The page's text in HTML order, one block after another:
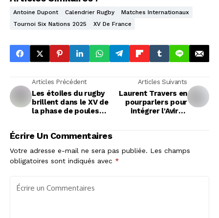
Antoine Dupont Calendrier Rugby
Matches Internationaux
Tournoi Six Nations 2025
XV De France
Articles Précédent
Les étoiles du rugby
brillent dans le XV de
la phase de poules
Articles Suivants
Laurent Travers en
pourparlers pour
intégrer l'Aviron
Écrire Un Commentaires
Votre adresse e-mail ne sera pas publiée. Les champs
obligatoires sont indiqués avec *